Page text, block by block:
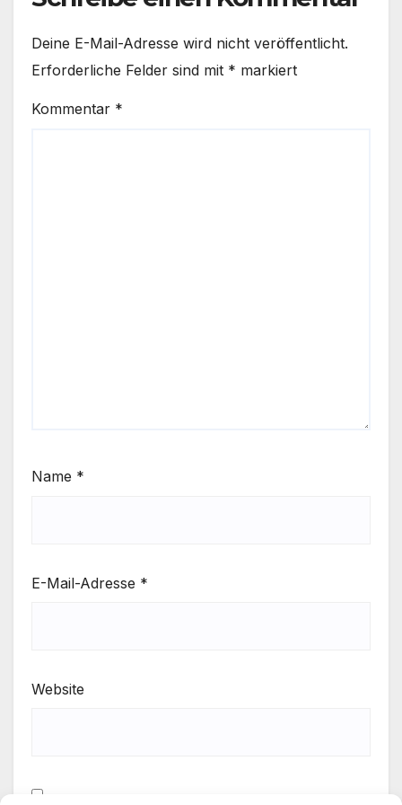
Deine E-Mail-Adresse wird nicht veröffentlicht.
Erforderliche Felder sind mit * markiert
Kommentar *
Name *
E-Mail-Adresse *
Website